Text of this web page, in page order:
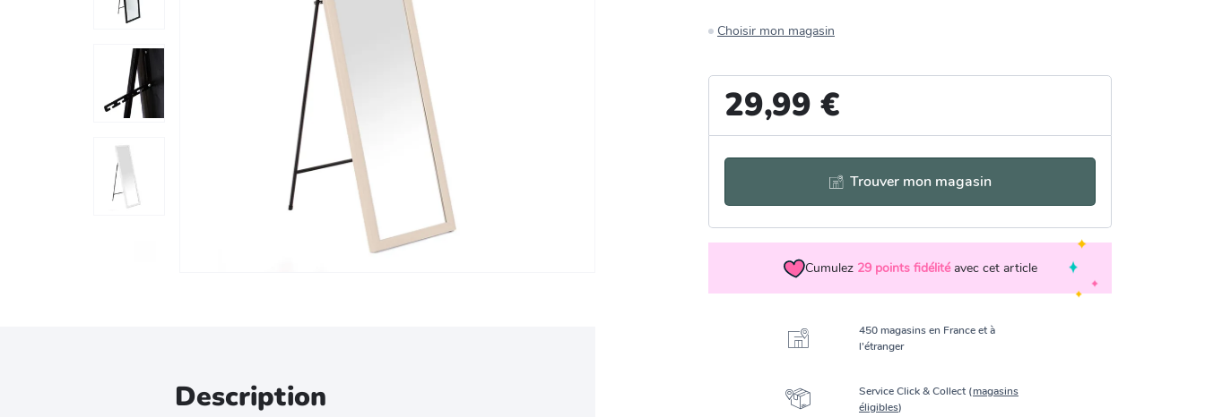
Description
Choisir mon magasin
29,99 €
Trouver mon magasin
Cumulez 29 points fidélité avec cet article
450 magasins en France et à
l’étranger
Service Click & Collect (magasins
éligibles)